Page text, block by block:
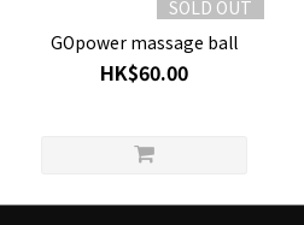
SOLD OUT
GOpower massage ball
HK$60.00